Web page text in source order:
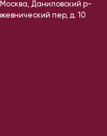
г Москва, Даниловский р-
пер, д. 10